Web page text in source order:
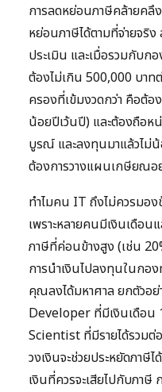
การลดหย่อนภาษีคล้ายคลึ
หย่อนภาษีได้ตามที่จ่ายจริ
ประเมิน และเมื่อรวมกับ
ต้องไม่เกิน 500,000 บาท
ครองที่เข้มงวดกว่า คือต้
น้อยปีเว้นปี) และต้องถือห
บูรณ์ และลงทุนมาแล้วไม่
ต้องการวางแผนเกษียณอ
ทำไมคน IT ถึงไม่ควรมอง
เพราะหลายคนมีเงินเดือน
ภาษีที่ค่อนข้างสูง (เช่น
การนำเงินไปลงทุนในกอ
คุณลงได้มหาศาล ยกตัวอ
Developer ที่มีเงินเดือน
Scientist ที่มีรายได้รวมต่
วงเงินจะช่วยประหยัดภาษี
เงินที่ควรจะเสียไปกับภา